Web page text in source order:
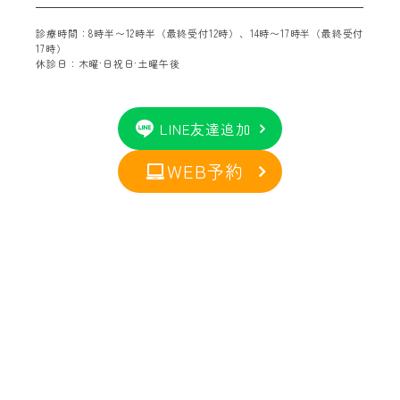
診療時間：8時半〜12時半（最終受付12時）、14時〜17時半（最終受付
17時）
休診日：木曜·日祝日·土曜午後
LINE友達追加
WEB予約